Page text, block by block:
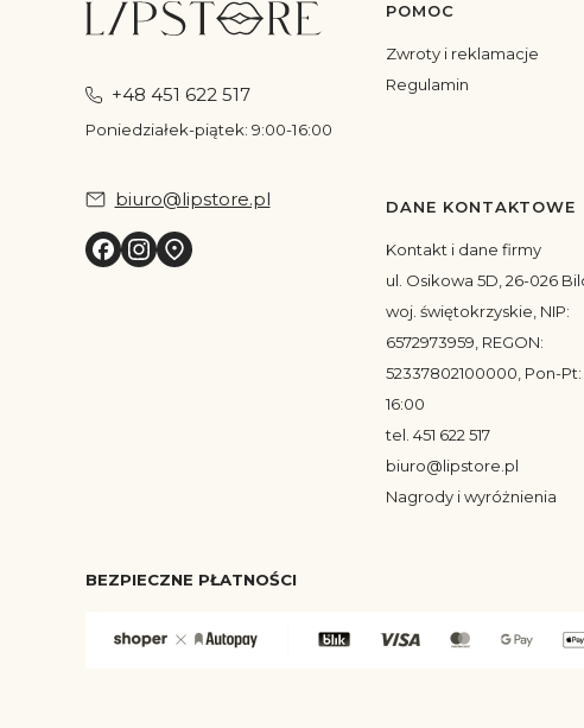
+48 451 622 517
Poniedziałek-piątek: 9:00-16:00
biuro@lipstore.pl
Linki w stopce
POMOC
Zwroty i reklamacje
Regulamin
DANE KONTAKTOWE
Kontakt i dane firmy
ul. Osikowa 5D, 26-026
woj. świętokrzyskie, NIP:
6572973959, REGON:
52337802100000, Pon-
16:00
tel. 451 622 517
biuro@lipstore.pl
Nagrody i wyróżnienia
BEZPIECZNE PŁATNOŚCI